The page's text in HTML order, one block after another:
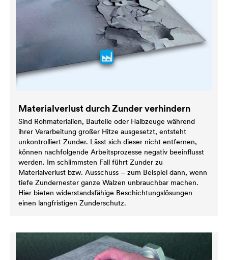
Materialverlust durch Zunder verhindern
Sind Rohmaterialien, Bauteile oder Halbzeuge während
ihrer Verarbeitung großer Hitze ausgesetzt, entsteht
unkontrolliert Zunder. Lässt sich dieser nicht entfernen,
können nachfolgende Arbeitsprozesse negativ beeinflusst
werden. Im schlimmsten Fall führt Zunder zu
Materialverlust bzw. Ausschuss – zum Beispiel dann, wenn
tiefe Zundernester ganze Walzen unbrauchbar machen.
Hier bieten widerstandsfähige Beschichtungslösungen
einen langfristigen Zunderschutz.